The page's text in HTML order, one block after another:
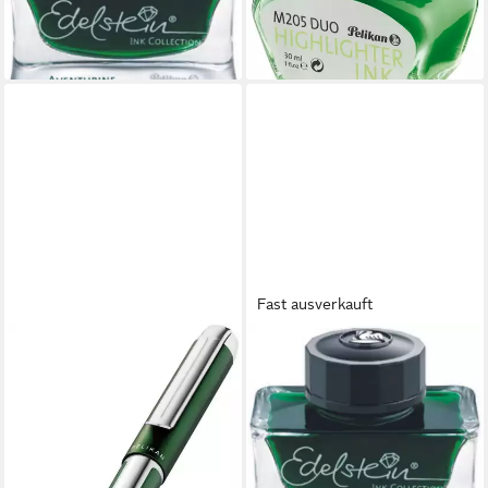
(394,60 €/ 1 l)
lieferbar - in 8-10 Werktagen bei
lieferbar in 3 Wochen
Fast ausverkauft
PELIKAN
Füllhalter Tinte Edelstein Ink
Collection Aventurine (grün)
50ml (4 Stück)
78,92 €
(789,20 €/ 1 Stk)
lieferbar - in 8-10 Werktagen bei